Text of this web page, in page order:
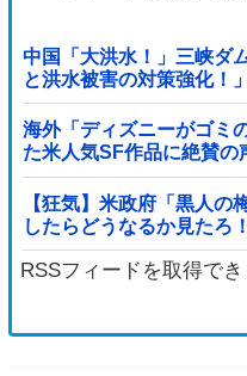
中国「大洪水！」三峡ダ
と洪水被害の対策強化！
点強化」中国ダム「決壊
除」→
海外「ディズニーがゴミ
た米人気SF作品に絶賛の
【狂気】米政府「黒人の
したらどうなるか見たろ
RSSフィードを取得で